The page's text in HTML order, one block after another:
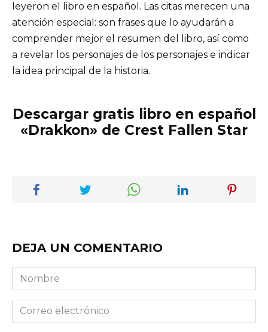
leyeron el libro en español. Las citas merecen una
atención especial: son frases que lo ayudarán a
comprender mejor el resumen del libro, así como
a revelar los personajes de los personajes e indicar
la idea principal de la historia.
Descargar gratis libro en español
«Drakkon» de Crest Fallen Star
DEJA UN COMENTARIO
Nombre
Correo
electrónico